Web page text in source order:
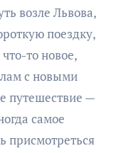
возле Львова,
поездку,
то новое,
с новыми
путешествие —
самое
присмотреться